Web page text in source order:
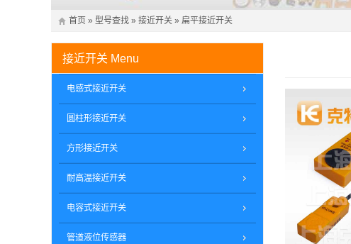
首页 » 型号查找 » 接近开关 » 扁平接近开关
接近开关 Menu
电感式接近开关
圆柱形接近开关
方形接近开关
耐高温接近开关
电容式接近开关
管道液位传感器